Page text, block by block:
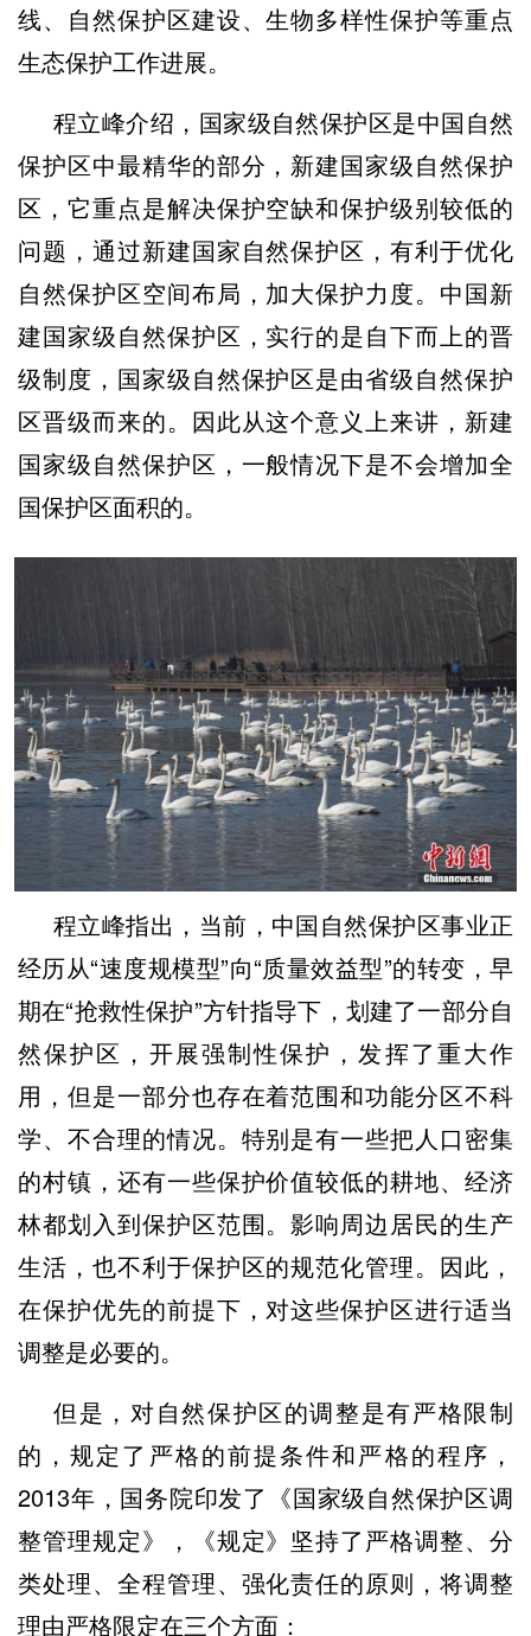
线、自然保护区建设、生物多样性保护等重点
生态保护工作进展。
程立峰介绍，国家级自然保护区是中国自然
保护区中最精华的部分，新建国家级自然保护
区，它重点是解决保护空缺和保护级别较低的
问题，通过新建国家自然保护区，有利于优化
自然保护区空间布局，加大保护力度。中国新
建国家级自然保护区，实行的是自下而上的晋
级制度，国家级自然保护区是由省级自然保护
区晋级而来的。因此从这个意义上来讲，新建
国家级自然保护区，一般情况下是不会增加全
国保护区面积的。
程立峰指出，当前，中国自然保护区事业正
经历从“速度规模型”向“质量效益型”的转变，早
期在“抢救性保护”方针指导下，划建了一部分自
然保护区，开展强制性保护，发挥了重大作
用，但是一部分也存在着范围和功能分区不科
学、不合理的情况。特别是有一些把人口密集
的村镇，还有一些保护价值较低的耕地、经济
林都划入到保护区范围。影响周边居民的生产
生活，也不利于保护区的规范化管理。因此，
在保护优先的前提下，对这些保护区进行适当
调整是必要的。
但是，对自然保护区的调整是有严格限制
的，规定了严格的前提条件和严格的程序，
2013年，国务院印发了《国家级自然保护区调
整管理规定》，《规定》坚持了严格调整、分
类处理、全程管理、强化责任的原则，将调整
理由严格限定在三个方面：